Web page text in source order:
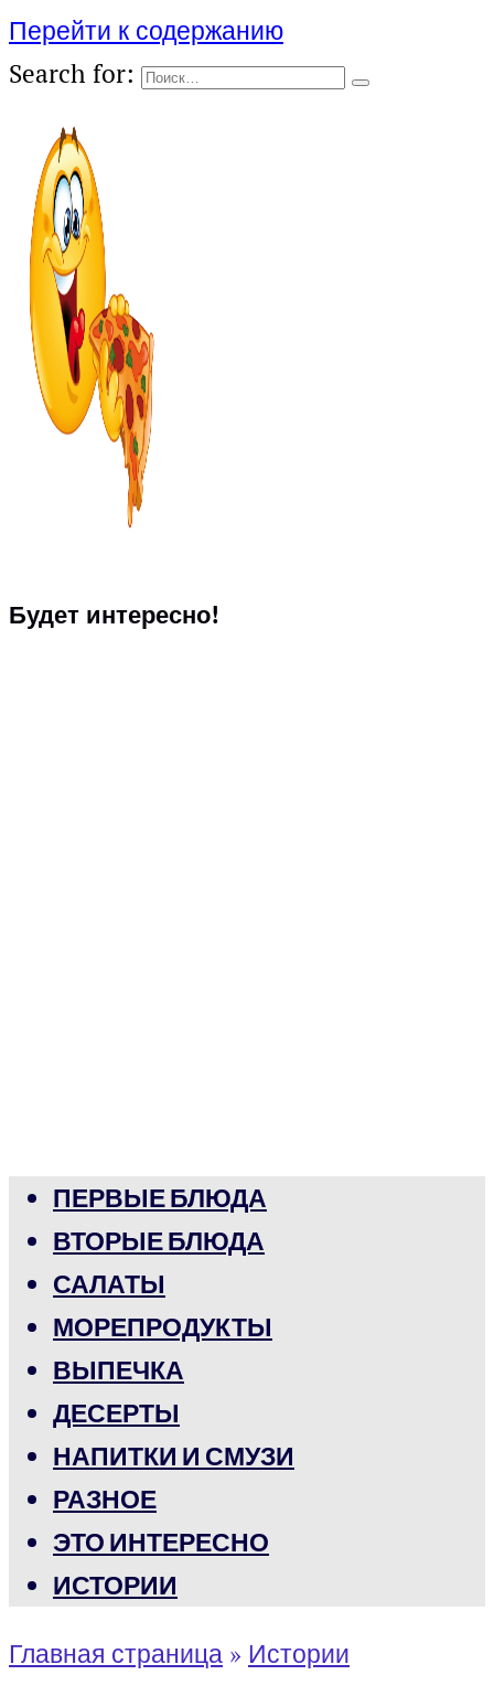
Перейти к содержанию
Search for:
Будет интересно!
ПЕРВЫЕ БЛЮДА
ВТОРЫЕ БЛЮДА
САЛАТЫ
МОРЕПРОДУКТЫ
ВЫПЕЧКА
ДЕСЕРТЫ
НАПИТКИ И СМУЗИ
РАЗНОЕ
ЭТО ИНТЕРЕСНО
ИСТОРИИ
Главная страница » Истории